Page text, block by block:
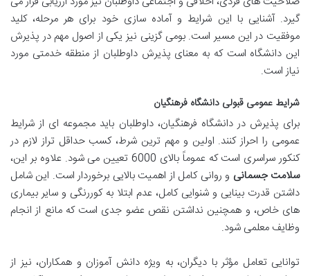
گیرد. آشنایی با این شرایط و آماده سازی خود برای هر مرحله، کلید
موفقیت در این مسیر است. بومی گزینی نیز یکی از اصول مهم در پذیرش
این دانشگاه است که به معنای پذیرش داوطلبان از منطقه خدمتی مورد
نیاز است.
شرایط عمومی قبولی دانشگاه فرهنگیان
برای پذیرش در دانشگاه فرهنگیان، داوطلبان باید مجموعه ای از شرایط
عمومی را احراز کنند. اولین و مهم ترین شرط، کسب حداقل تراز لازم در
کنکور سراسری است که عموماً بالای 6000 تعیین می شود. علاوه بر این،
سلامت جسمانی و روانی کامل از اهمیت بالایی برخوردار است. این شامل
داشتن قدرت بینایی و شنوایی کامل، عدم ابتلا به کوررنگی و سایر بیماری
های خاص، و همچنین نداشتن نقص عضو جدی است که مانع از انجام
وظایف معلمی شود.
توانایی تعامل مؤثر با دیگران، به ویژه دانش آموزان و همکاران، نیز از